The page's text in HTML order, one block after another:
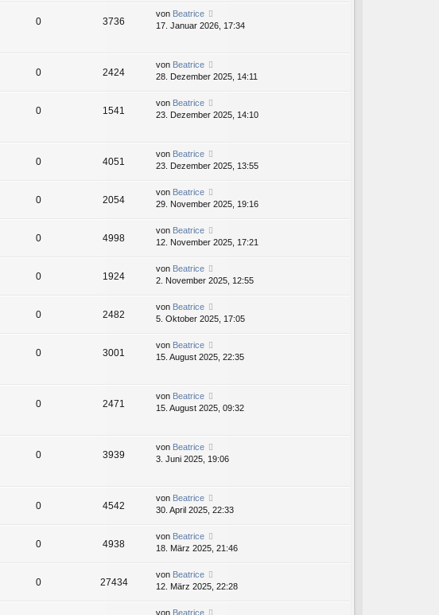
0 3736
von Beatrice
17. Januar 2026, 17:34
0 2424
von Beatrice
28. Dezember 2025, 14:11
0 1541
von Beatrice
23. Dezember 2025, 14:10
0 4051
von Beatrice
23. Dezember 2025, 13:55
0 2054
von Beatrice
29. November 2025, 19:16
0 4998
von Beatrice
12. November 2025, 17:21
0 1924
von Beatrice
2. November 2025, 12:55
0 2482
von Beatrice
5. Oktober 2025, 17:05
0 3001
von Beatrice
15. August 2025, 22:35
0 2471
von Beatrice
15. August 2025, 09:32
0 3939
von Beatrice
3. Juni 2025, 19:06
0 4542
von Beatrice
30. April 2025, 22:33
0 4938
von Beatrice
18. März 2025, 21:46
0 27434
von Beatrice
12. März 2025, 22:28
von Beatrice